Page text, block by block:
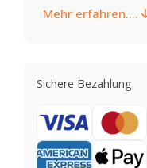
Mehr erfahren....
Sichere Bezahlung: